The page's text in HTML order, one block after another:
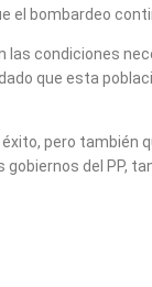
el bombardeo
condiciones
que esta
pero también
del PP,